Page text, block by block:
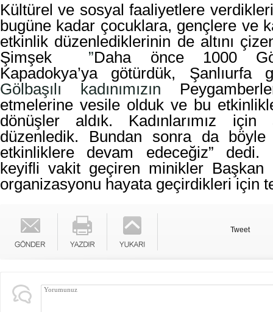
Kültürel ve sosyal faaliyetlere
bugüne kadar çocuklara, gençlere ve
etkinlik düzenlediklerinin de altını
Şimşek
”Daha önce 1000
Kapadokya’ya götürdük,
Gölbaşılı kadınımızın
etmelerine vesile olduk ve bu
dönüşler aldık. Kadınlarımız için
düzenledik. Bundan sonra da
etkinliklere devam edeceğiz” dedi.
keyifli vakit geçiren minikler Başkan
organizasyonu hayata geçirdikleri için
Tweet